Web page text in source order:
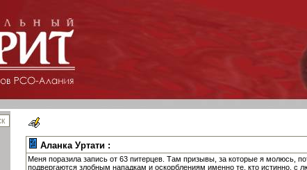
Аланка Уртати :
Меня поразила запись от 63 питерцев. Там призывы, за которые я молюсь,
подвергаются злобным нападкам и оскорблениям именно те, кто истинно, с